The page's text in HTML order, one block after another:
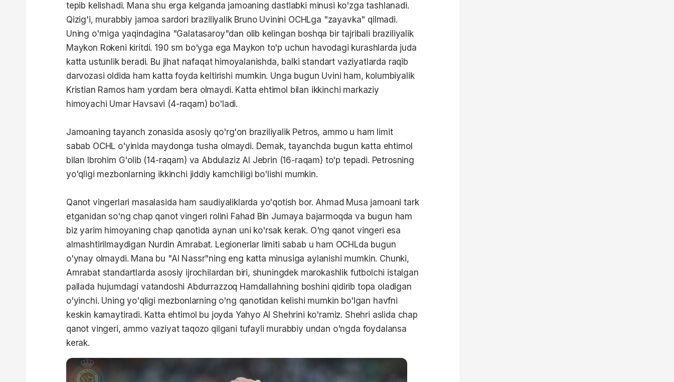
tepib kelishadi. Mana shu erga kelganda jamoaning dastlabki minusi ko'zga tashlanadi.
Qizig'i, murabbiy jamoa sardori braziliyalik Bruno Uvinini OCHLga "zayavka" qilmadi.
Uning o'rniga yaqindagina "Galatasaroy"dan olib kelingan boshqa bir tajribali braziliyalik
Maykon Rokeni kiritdi. 190 sm bo'yga ega Maykon to'p uchun havodagi kurashlarda juda
katta ustunlik beradi. Bu jihat nafaqat himoyalanishda, balki standart vaziyatlarda raqib
darvozasi oldida ham katta foyda keltirishi mumkin. Unga bugun Uvini ham, kolumbiyalik
Kristian Ramos ham yordam bera olmaydi. Katta ehtimol bilan ikkinchi markaziy
himoyachi Umar Havsavi (4-raqam) bo'ladi.
Jamoaning tayanch zonasida asosiy qo'rg'on braziliyalik Petros, ammo u ham limit
sabab OCHL o'yinida maydonga tusha olmaydi. Demak, tayanchda bugun katta ehtimol
bilan Ibrohim G'olib (14-raqam) va Abdulaziz Al Jebrin (16-raqam) to'p tepadi. Petrosning
yo'qligi mezbonlarning ikkinchi jiddiy kamchiligi bo'lishi mumkin.
Qanot vingerlari masalasida ham saudiyaliklarda yo'qotish bor. Ahmad Musa jamoani tark
etganidan so'ng chap qanot vingeri rolini Fahad Bin Jumaya bajarmoqda va bugun ham
biz yarim himoyaning chap qanotida aynan uni ko'rsak kerak. O'ng qanot vingeri esa
almashtirilmaydigan Nurdin Amrabat. Legionerlar limiti sabab u ham OCHLda bugun
o'ynay olmaydi. Mana bu "Al Nassr"ning eng katta minusiga aylanishi mumkin. Chunki,
Amrabat standartlarda asosiy ijrochilardan biri, shuningdek marokashlik futbolchi istalgan
pallada hujumdagi vatandoshi Abdurrazzoq Hamdallahning boshini qidirib topa oladigan
o'yinchi. Uning yo'qligi mezbonlarning o'ng qanotidan kelishi mumkin bo'lgan havfni
keskin kamaytiradi. Katta ehtimol bu joyda Yahyo Al Shehrini ko'ramiz. Shehri aslida chap
qanot vingeri, ammo vaziyat taqozo qilgani tufayli murabbiy undan o'ngda foydalansa
kerak.